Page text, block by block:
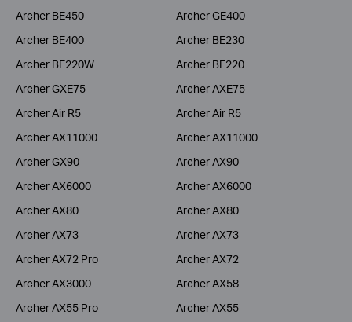
Archer BE450
Archer GE400
Archer BE400
Archer BE230
Archer BE220W
Archer BE220
Archer GXE75
Archer AXE75
Archer Air R5
Archer Air R5
Archer AX11000
Archer AX11000
Archer GX90
Archer AX90
Archer AX6000
Archer AX6000
Archer AX80
Archer AX80
Archer AX73
Archer AX73
Archer AX72 Pro
Archer AX72
Archer AX3000
Archer AX58
Archer AX55 Pro
Archer AX55